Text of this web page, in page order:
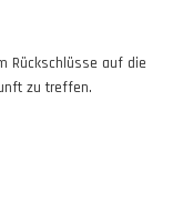
Rückschlüsse auf die
zu treffen.